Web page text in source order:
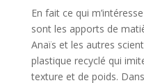
En fait ce qui
sont les apports de
Anaïs et les autres
plastique recyclé qui
texture et de poids.